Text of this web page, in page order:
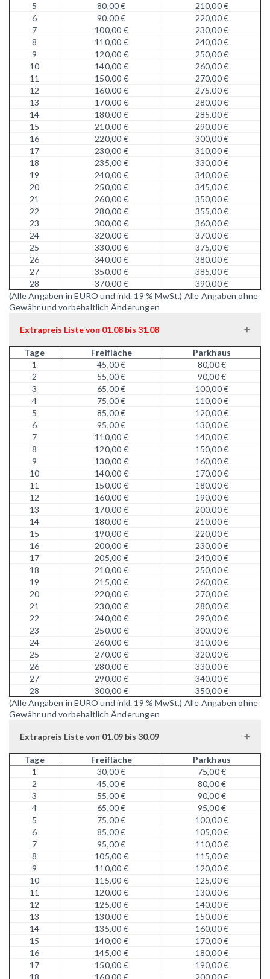
5
80,00 €
210,00 €
6
90,00 €
220,00 €
7
100,00 €
230,00 €
8
110,00 €
240,00 €
9
120,00 €
250,00 €
10
140,00 €
260,00 €
11
150,00 €
270,00 €
12
160,00 €
275,00 €
13
170,00 €
280,00 €
14
180,00 €
285,00 €
15
210,00 €
290,00 €
16
220,00 €
300,00 €
17
230,00 €
310,00 €
18
235,00 €
330,00 €
19
240,00 €
340,00 €
20
250,00 €
345,00 €
21
260,00 €
350,00 €
22
280,00 €
355,00 €
23
300,00 €
360,00 €
24
320,00 €
370,00 €
25
330,00 €
375,00 €
26
340,00 €
380,00 €
27
350,00 €
385,00 €
28
370,00 €
390,00 €
(Alle Angaben in EURO und inkl. 19 % MwSt.) Alle Angaben ohne
Gewähr und vorbehaltlich Änderungen
Extrapreis Liste von 01.08 bis 31.08
Tage Freifläche
Parkhaus
1
45,00 €
80,00 €
2
55,00 €
90,00 €
3
65,00 €
100,00 €
4
75,00 €
110,00 €
5
85,00 €
120,00 €
6
95,00 €
130,00 €
7
110,00 €
140,00 €
8
120,00 €
150,00 €
9
130,00 €
160,00 €
10
140,00 €
170,00 €
11
150,00 €
180,00 €
12
160,00 €
190,00 €
13
170,00 €
200,00 €
14
180,00 €
210,00 €
15
190,00 €
220,00 €
16
200,00 €
230,00 €
17
205,00 €
240,00 €
18
210,00 €
250,00 €
19
215,00 €
260,00 €
20
220,00 €
270,00 €
21
230,00 €
280,00 €
22
240,00 €
290,00 €
23
250,00 €
300,00 €
24
260,00 €
310,00 €
25
270,00 €
320,00 €
26
280,00 €
330,00 €
27
290,00 €
340,00 €
28
300,00 €
350,00 €
(Alle Angaben in EURO und inkl. 19 % MwSt.) Alle Angaben ohne
Gewähr und vorbehaltlich Änderungen
Extrapreis Liste von 01.09 bis 30.09
Tage Freifläche
Parkhaus
1
30,00 €
75,00 €
2
45,00 €
80,00 €
3
55,00 €
90,00 €
4
65,00 €
95,00 €
5
75,00 €
100,00 €
6
85,00 €
105,00 €
7
95,00 €
110,00 €
8
105,00 €
115,00 €
9
110,00 €
120,00 €
10
115,00 €
125,00 €
11
120,00 €
130,00 €
12
125,00 €
140,00 €
13
130,00 €
150,00 €
14
135,00 €
160,00 €
15
140,00 €
170,00 €
16
145,00 €
180,00 €
17
150,00 €
190,00 €
18
160,00 € 200,00 €